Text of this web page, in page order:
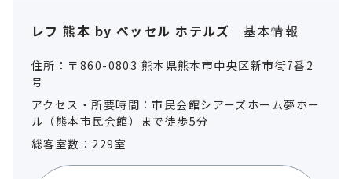
レフ 熊本 by ベッセル ホテルズ 基本情報
住所：〒860-0803 熊本県熊本市中央区新市街7番2
号
アクセス・所要時間：市民会館シアーズホーム夢ホー
ル（熊本市民会館）まで徒歩5分
総客室数：229室